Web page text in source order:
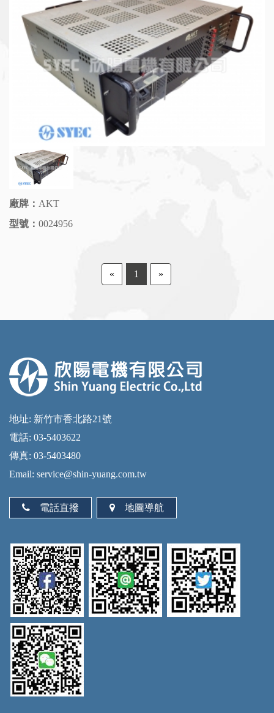
廠牌： AKT
型號： 0024956
« 1 »
地址: 新竹市香北路21號
電話: 03-5403622
傳真: 03-5403480
Email: service@shin-yuang.com.tw
電話直撥 地圖導航